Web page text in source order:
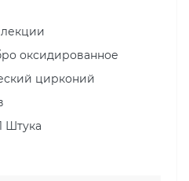
оксидированное
цирконий
Штука